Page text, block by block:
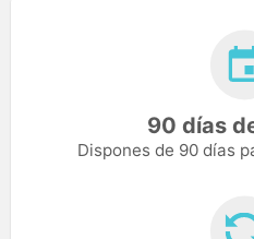
90 días
Dispones de 90 días